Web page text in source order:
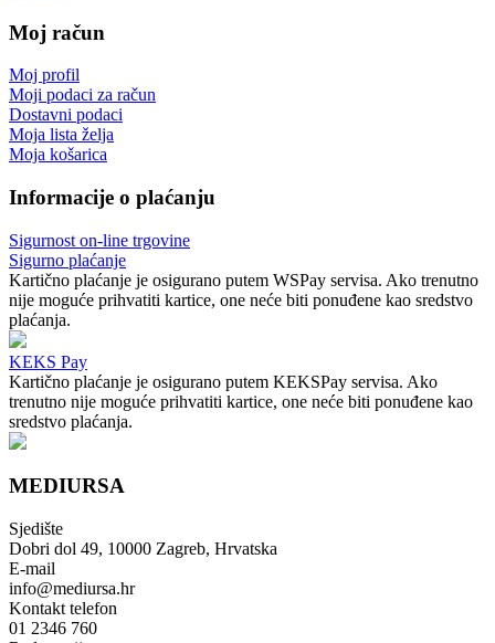
Moj račun
Moj profil
Moji podaci za račun
Dostavni podaci
Moja lista želja
Moja košarica
Informacije o plaćanju
Sigurnost on-line trgovine
Sigurno plaćanje
Kartično plaćanje je osigurano putem WSPay servisa. Ako trenutno
nije moguće prihvatiti kartice, one neće biti ponuđene kao sredstvo
plaćanja.
KEKS Pay
Kartično plaćanje je osigurano putem KEKSPay servisa. Ako
trenutno nije moguće prihvatiti kartice, one neće biti ponuđene kao
sredstvo plaćanja.
MEDIURSA
Sjedište
Dobri dol 49, 10000 Zagreb, Hrvatska
E-mail
info@mediursa.hr
Kontakt telefon
01 2346 760